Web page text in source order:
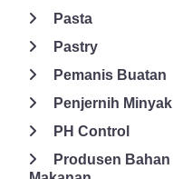
Pasta
Pastry
Pemanis Buatan
Penjernih Minyak
PH Control
Produsen Bahan